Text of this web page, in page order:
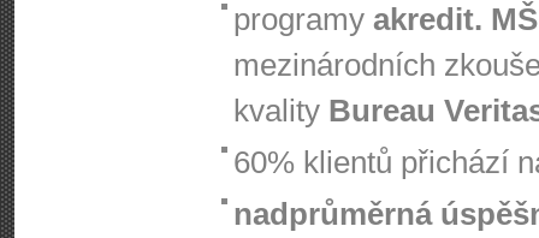
programy akredit.
mezinárodních
kvality Bureau
60% klientů přichází
nadprůměrná